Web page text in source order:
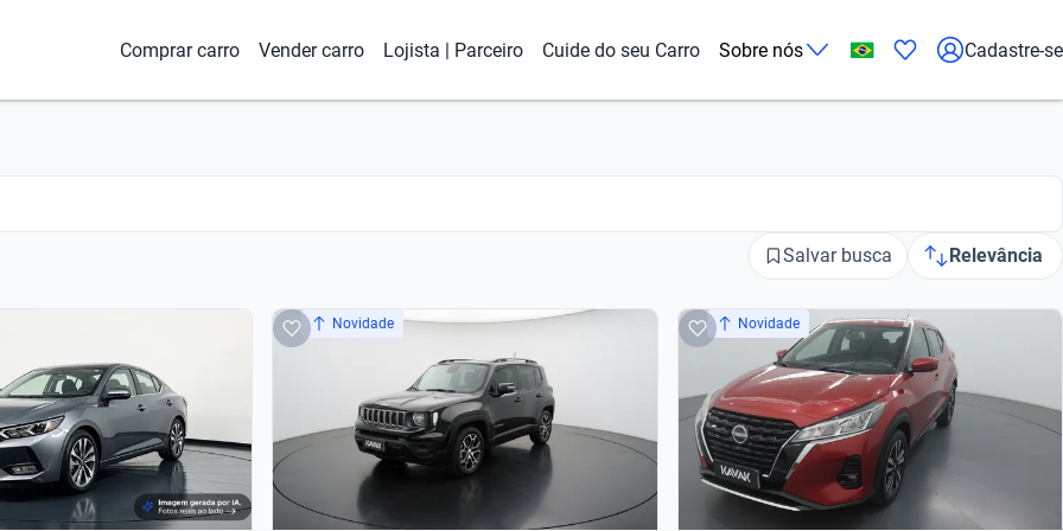
Comprar carro Vender carro Lojista | Parceiro Cuide do seu Carro Sobre nós Cadastre-se
Salvar busca Relevância
Novidade Novidade